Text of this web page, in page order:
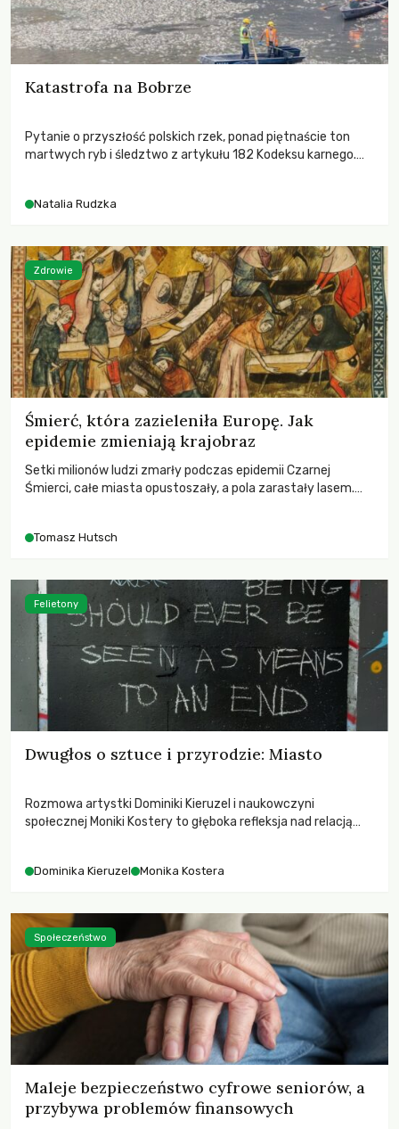
Katastrofa na Bobrze
Pytanie o przyszłość polskich rzek, ponad piętnaście ton
martwych ryb i śledztwo z artykułu 182 Kodeksu karnego.
zdarzeń prowadzących do biologicznej śmierci rzeki.
Natalia Rudzka
Śmierć, która zazieleniła Europę. Jak
epidemie zmieniają krajobraz
Setki milionów ludzi zmarły podczas epidemii Czarnej
Śmierci, całe miasta opustoszały, a pola zarastały lasem.
największych katastrof w swoich dziejach.
Tomasz Hutsch
Zdrowie
Dwugłos o sztuce i przyrodzie: Miasto
Rozmowa artystki Dominiki Kieruzel i naukowczyni
społecznej Moniki Kostery to głęboka refleksja nad relacją
Dominika Kieruzel Monika Kostera
Felietony
Maleje bezpieczeństwo cyfrowe seniorów, a
przybywa problemów finansowych
Społeczeństwo